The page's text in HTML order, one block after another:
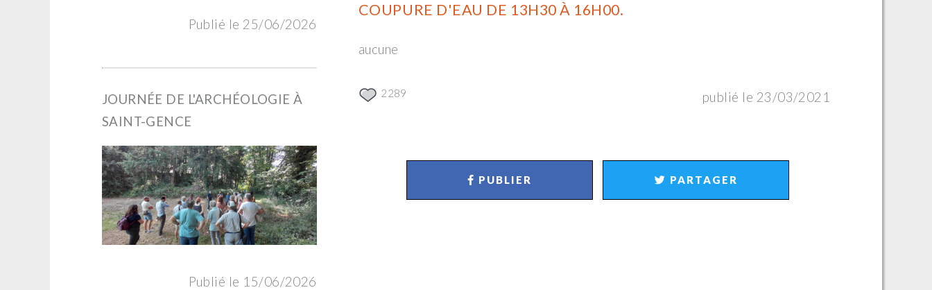
Publié le 25/06/2026
JOURNÉE DE L'ARCHÉOLOGIE À
SAINT-GENCE
Publié le 15/06/2026
COUPURE D'EAU DE 13H30 À 16H00.
aucune
publié le 23/03/2021
2289
PUBLIER PARTAGER